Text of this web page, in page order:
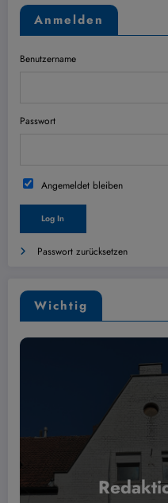
Anmelden
Benutzername
Passwort
Angemeldet bleiben
Passwort zurücksetzen
Wichtig